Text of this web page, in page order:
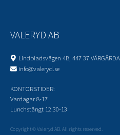
VALERYD AB
Lindbladsvägen 4B, 447 37 VÅRGÅRDA
info@valeryd.se
KONTORSTIDER:
Vardagar 8-17
Lunchstängt 12.30-13
Copyright © Valeryd AB. All rights reserved.